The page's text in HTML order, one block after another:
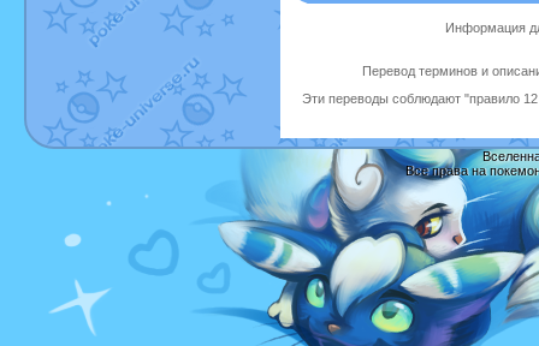
Информация
Перевод терминов и
Эти переводы соблюдают "правило 12
Все права на